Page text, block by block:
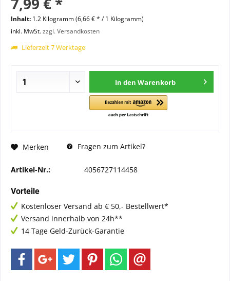
Inhalt: 1.2 Kilogramm (6,66 € * / 1 Kilogramm)
inkl. MwSt.zzgl. Versandkosten
Lieferzeit 7 Werktage
In den Warenkorb
Merken Fragen zum Artikel?
Artikel-Nr.: 4056727114458
Vorteile
Kostenloser Versand ab € 50,- Bestellwert*
Versand innerhalb von 24h**
14 Tage Geld-Zurück-Garantie